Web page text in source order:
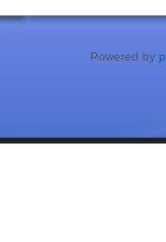
Powered by